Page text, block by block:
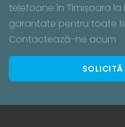
telefoane în Timișoara la
garantate pentru toate
Contactează-ne acum
SOLICITĂ